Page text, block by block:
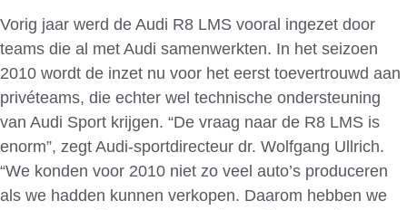
Vorig jaar werd de Audi R8 LMS vooral ingezet door
teams die al met Audi samenwerkten. In het seizoen
2010 wordt de inzet nu voor het eerst toevertrouwd aan
privéteams, die echter wel technische ondersteuning
van Audi Sport krijgen. “De vraag naar de R8 LMS is
enorm”, zegt Audi-sportdirecteur dr. Wolfgang Ullrich.
“We konden voor 2010 niet zo veel auto’s produceren
als we hadden kunnen verkopen. Daarom hebben we